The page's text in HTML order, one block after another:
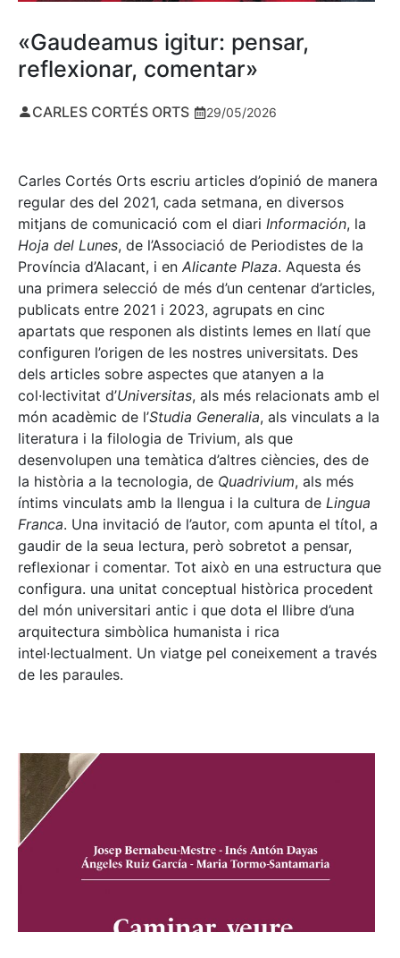
«Gaudeamus igitur: pensar,
reflexionar, comentar»
CARLES CORTÉS ORTS 29/05/2026
Carles Cortés Orts escriu articles d’opinió de manera
regular des del 2021, cada setmana, en diversos
mitjans de comunicació com el diari Información, la
Hoja del Lunes, de l’Associació de Periodistes de la
Província d’Alacant, i en Alicante Plaza. Aquesta és
una primera selecció de més d’un centenar d’articles,
publicats entre 2021 i 2023, agrupats en cinc
apartats que responen als distints lemes en llatí que
configuren l’origen de les nostres universitats. Des
dels articles sobre aspectes que atanyen a la
col·lectivitat d’Universitas, als més relacionats amb el
món acadèmic de l’Studia Generalia, als vinculats a la
literatura i la filologia de Trivium, als que
desenvolupen una temàtica d’altres ciències, des de
la història a la tecnologia, de Quadrivium, als més
íntims vinculats amb la llengua i la cultura de Lingua
Franca. Una invitació de l’autor, com apunta el títol, a
gaudir de la seua lectura, però sobretot a pensar,
reflexionar i comentar. Tot això en una estructura que
configura. una unitat conceptual històrica procedent
del món universitari antic i que dota el llibre d’una
arquitectura simbòlica humanista i rica
intel·lectualment. Un viatge pel coneixement a través
de les paraules.